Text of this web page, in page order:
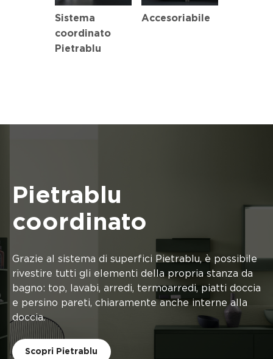
Sistema
coordinato
Pietrablu
Accesoriabile
Pietrablu
coordinato
Grazie al sistema di superfici Pietrablu, è possibile
rivestire tutti gli elementi della propria stanza da
bagno: top, lavabi, arredi, termoarredi, piatti doccia
e persino pareti, chiaramente anche interne alla
doccia.
Scopri Pietrablu